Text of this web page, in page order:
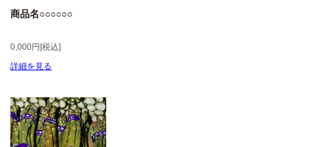
商品名○○○○○○
0,000円[税込]
詳細を見る